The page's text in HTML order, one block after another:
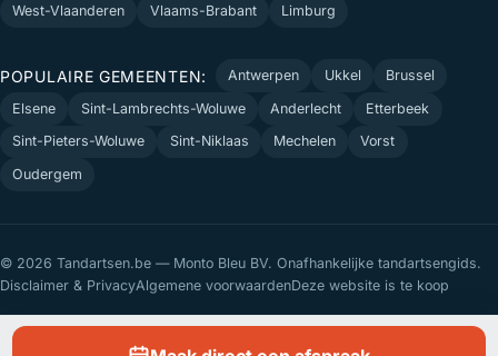
West-Vlaanderen
Vlaams-Brabant Limburg
POPULAIRE GEMEENTEN: Antwerpen Ukkel
Brussel
Elsene
Sint-Lambrechts-Woluwe Anderlecht
Etterbeek
Sint-Pieters-Woluwe
Sint-Niklaas Mechelen
Vorst
Oudergem
© 2026 Tandartsen.be — Monto Bleu BV. Onafhankelijke tandartsengids.
Disclaimer & PrivacyAlgemene voorwaardenDeze website is te koop